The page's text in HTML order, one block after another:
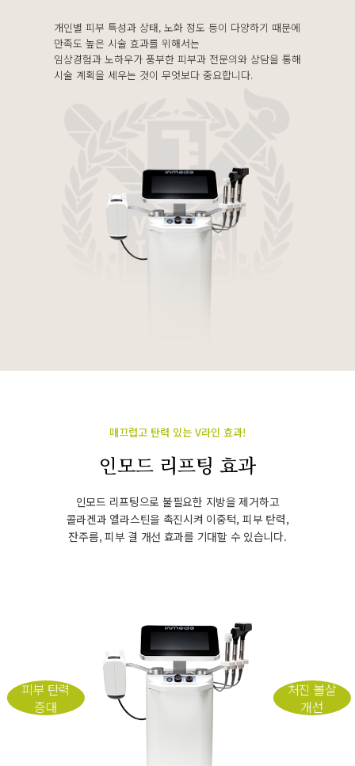
개인별 피부 특성과 상태, 노화 정도 등이 다양하기 때문에
만족도 높은 시술 효과를 위해서는
임상경험과 노하우가 풍부한 피부과 전문의와 상담을 통해
시술 계획을 세우는 것이 무엇보다 중요합니다.
매끄럽고 탄력 있는 V라인 효과!
인모드 리프팅 효과
인모드 리프팅으로 불필요한 지방을 제거하고
콜라겐과 엘라스틴을 촉진시켜 이중턱, 피부 탄력,
잔주름, 피부 결 개선 효과를 기대할 수 있습니다.
피부 탄력
증대
처진 볼살
개선